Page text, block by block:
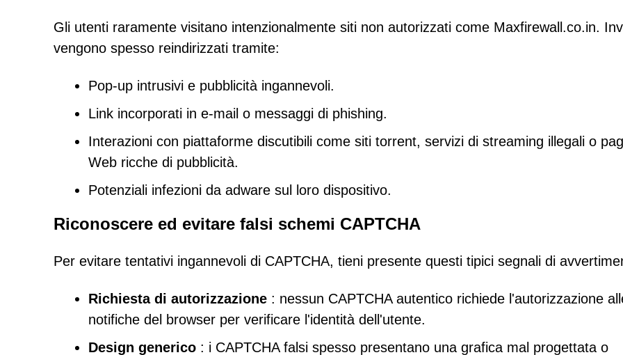
Gli utenti raramente visitano intenzionalmente siti non autorizzati come Maxfirewall.co.in.
vengono spesso reindirizzati tramite:
Pop-up intrusivi e pubblicità ingannevoli.
Link incorporati in e-mail o messaggi di phishing.
Interazioni con piattaforme discutibili come siti torrent, servizi di streaming illegali o
Web ricche di pubblicità.
Potenziali infezioni da adware sul loro dispositivo.
Riconoscere ed evitare falsi schemi CAPTCHA
Per evitare tentativi ingannevoli di CAPTCHA, tieni presente questi tipici segnali di
Richiesta di autorizzazione : nessun CAPTCHA autentico richiede l'autorizzazione
notifiche del browser per verificare l'identità dell'utente.
Design generico : i CAPTCHA falsi spesso presentano una grafica mal progettata o